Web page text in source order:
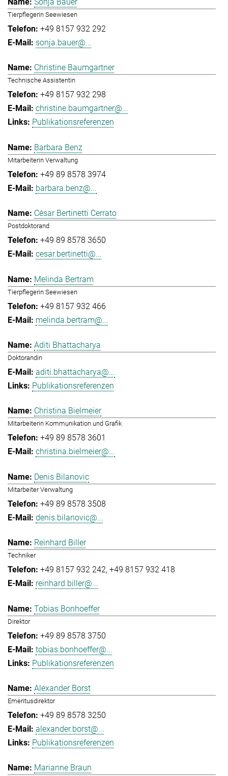
Tierpflegerin Seewiesen
+49 8157 932 292
sonja.bauer@...
Christine Baumgartner
Technische Assistentin
+49 8157 932 298
christine.baumgartner@...
Publikationsreferenzen
Barbara Benz
Mitarbeiterin Verwaltung
+49 89 8578 3974
barbara.benz@...
César Bertinetti Cerrato
Postdoktorand
+49 89 8578 3650
cesar.bertinetti@...
Melinda Bertram
Tierpflegerin Seewiesen
+49 8157 932 466
melinda.bertram@...
Aditi Bhattacharya
Doktorandin
aditi.bhattacharya@...
Publikationsreferenzen
Christina Bielmeier
Mitarbeiterin Kommunikation und Grafik
+49 89 8578 3601
christina.bielmeier@...
Denis Bilanovic
Mitarbeiter Verwaltung
+49 89 8578 3508
denis.bilanovic@...
Reinhard Biller
Techniker
+49 8157 932 242 +49 8157 932 418
reinhard.biller@...
Tobias Bonhoeffer
Direktor
+49 89 8578 3750
tobias.bonhoeffer@...
Publikationsreferenzen
Alexander Borst
Emeritusdirektor
+49 89 8578 3250
alexander.borst@...
Publikationsreferenzen
Marianne Braun